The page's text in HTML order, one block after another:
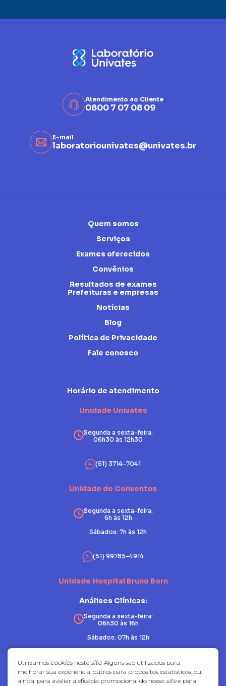
Utilizamos cookiesneste site. Alguns são utilizados para
melhorar sua experiência, outros para propósitos estatísticos, ou,
ainda, para avaliar a eficácia promocional do nosso sitee para
Atendimento ao Cliente
0800 7 07 08 09
E-mail
laboratoriounivates@univates.br
Quem somos
Serviços
Exames oferecidos
Convênios
Resultados de exames
Prefeituras e empresas
Notícias
Blog
Política de Privacidade
Fale conosco
Horário de atendimento
Unidade Univates
Segunda a sexta-feira:
06h30 às 12h30
(51) 3714-7041
Unidade de Conventos
Segunda a sexta-feira:
6h às 12h
Sábados: 7h às 12h
(51) 99785-4914
Unidade Hospital Bruno Born
Análises Clínicas:
Segunda a sexta-feira:
06h30 às 16h
Sábados: 07h às 12h
Patologia:
Segunda a sexta-feira:
07h30 às 17h